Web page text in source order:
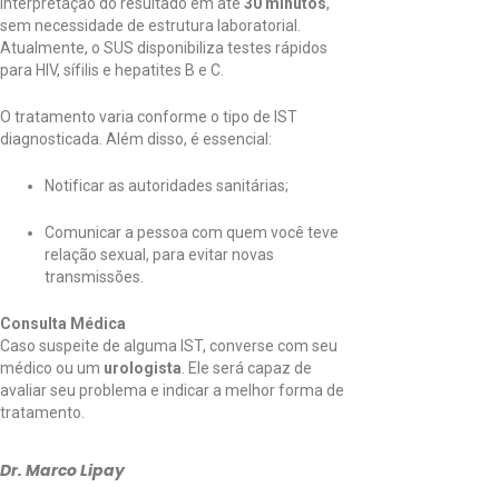
interpretação do resultado em até 30 minutos,
sem necessidade de estrutura laboratorial.
Atualmente, o SUS disponibiliza testes rápidos
para HIV, sífilis e hepatites B e C.
O tratamento varia conforme o tipo de IST
diagnosticada. Além disso, é essencial:
Notificar as autoridades sanitárias;
Comunicar a pessoa com quem você teve
relação sexual, para evitar novas
transmissões.
Consulta Médica
Caso suspeite de alguma IST, converse com seu
médico ou um urologista. Ele será capaz de
avaliar seu problema e indicar a melhor forma de
tratamento.
Dr. Marco Lipay